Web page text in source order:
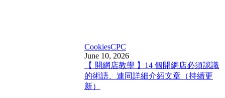
CookiesCPC
June 10, 2026
【 開網店教學 】14 個開網店必須認識
的術語、連同詳細介紹文章（持續更
新）